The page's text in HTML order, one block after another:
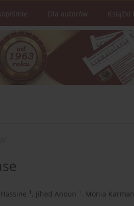
Dla autorów Książki
1 , Jihed Anoun 1 , Monia